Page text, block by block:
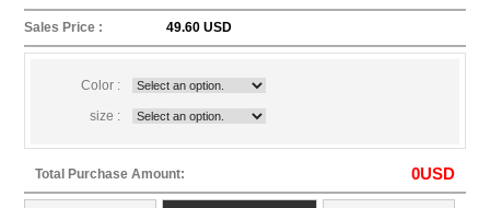
Sales Price : 49.60 USD
Color :
size :
Total Purchase Amount: 0USD